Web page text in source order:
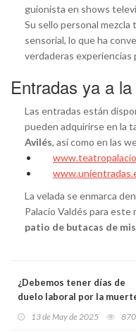
guionista en shows
Su sello personal
sensorial, lo que ha
verdaderas experiencias
Entradas ya a
Las entradas están
pueden adquirirse en la
Avilés, así como en las
La velada se enmarca
Palacio Valdés para
patio de butacas de
¿Debemos tener días de
duelo laboral por la
españoles dice que sí
13 de May de 2025 870